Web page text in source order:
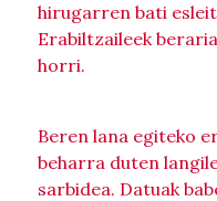
hirugarren bati
Erabiltzaileek
horri.
Beren lana egiteko
beharra duten
sarbidea. Datuak